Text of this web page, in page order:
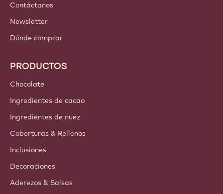
Contáctanos
Newsletter
Dónde comprar
PRODUCTOS
Chocolate
Ingredientes de cacao
Ingredientes de nuez
Coberturas & Rellenos
Inclusiones
Decoraciones
Aderezos & Salsas